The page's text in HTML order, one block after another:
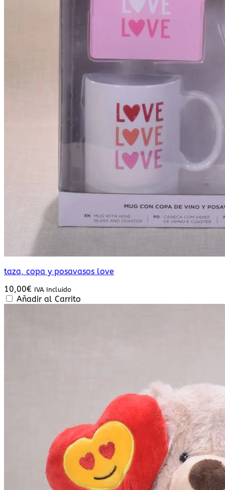
taza, copa y posavasos love
10,00€ IVA Incluido
Añadir al Carrito